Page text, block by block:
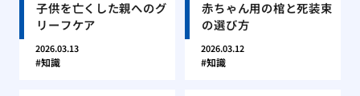
子供を亡くした親へのグ
リーフケア
2026.03.13
知識
赤ちゃん用の棺と死装束
の選び方
2026.03.12
知識